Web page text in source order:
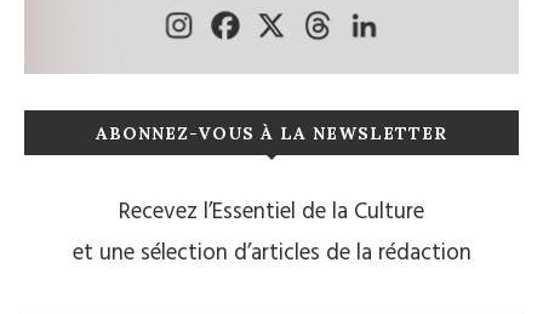
ABONNEZ-VOUS À LA NEWSLETTER
Recevez l’Essentiel de la Culture
et une sélection d’articles de la rédaction